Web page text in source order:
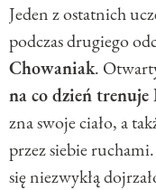
Jeden z ostatnich
podczas drugiego
Chowaniak.
na co dzień trenuje
zna swoje ciało, a
przez siebie
się niezwykłą